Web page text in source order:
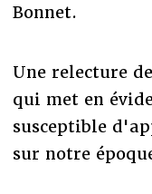
Bonnet.
Une relecture
qui met en
susceptible
sur notre